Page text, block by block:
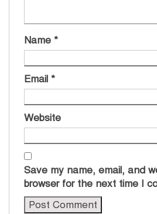
Name *
Email *
Website
Save my name, email, and
browser for the next time I